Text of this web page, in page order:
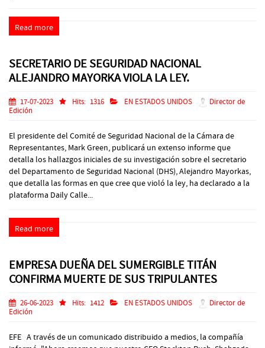
Read more
SECRETARIO DE SEGURIDAD NACIONAL
ALEJANDRO MAYORKA VIOLA LA LEY.
17-07-2023 Hits: 1316 EN ESTADOS UNIDOS
Director de
Edición
El presidente del Comité de Seguridad Nacional de la Cámara de
Representantes, Mark Green, publicará un extenso informe que
detalla los hallazgos iniciales de su investigación sobre el secretario
del Departamento de Seguridad Nacional (DHS), Alejandro Mayorkas,
que detalla las formas en que cree que violó la ley, ha declarado a la
plataforma Daily Calle...
Read more
EMPRESA DUEÑA DEL SUMERGIBLE TITÁN
CONFIRMA MUERTE DE SUS TRIPULANTES
26-06-2023 Hits: 1412 EN ESTADOS UNIDOS
Director de
Edición
EFE A través de un comunicado distribuido a medios, la compañía